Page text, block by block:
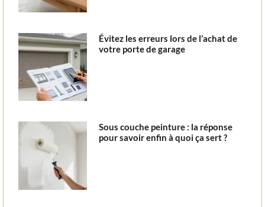
Évitez les erreurs lors de l’achat de
votre porte de garage
Sous couche peinture : la réponse
pour savoir enfin à quoi ça sert ?